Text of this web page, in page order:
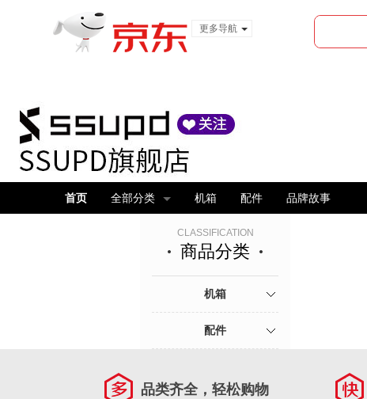
更多导航
首页 全部分类 机箱 配件 品牌故事
CLASSIFICATION
商品分类
机箱
配件
品类齐全，轻松购物